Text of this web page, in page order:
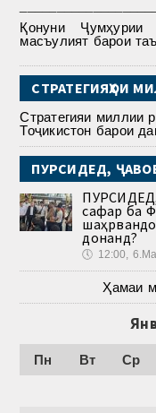
Қонуни Ҷумҳурии
масъулият барои
СТРАТЕГИЯҲОИ
Стратегияи миллии
Тоҷикистон барои
ПУРСИДЕД,
сафар ба
донанд?
🕔 12:00,
Ҳамаи
Пн Вт Ср